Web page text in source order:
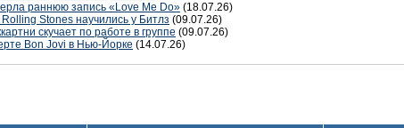
раннюю запись «Love Me Do» (18.07.26)
Stones научились у Битлз (09.07.26)
скучает по работе в группе (09.07.26)
Bon Jovi в Нью-Йорке (14.07.26)